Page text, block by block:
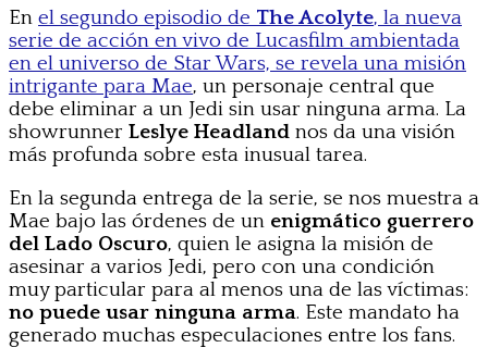
En el segundo episodio de The Acolyte, la nueva
serie de acción en vivo de Lucasfilm ambientada
en el universo de Star Wars, se revela una misión
intrigante para Mae, un personaje central que
debe eliminar a un Jedi sin usar ninguna arma. La
showrunner Leslye Headland nos da una visión
más profunda sobre esta inusual tarea.
En la segunda entrega de la serie, se nos muestra a
Mae bajo las órdenes de un enigmático guerrero
del Lado Oscuro, quien le asigna la misión de
asesinar a varios Jedi, pero con una condición
muy particular para al menos una de las víctimas:
no puede usar ninguna arma. Este mandato ha
generado muchas especulaciones entre los fans.